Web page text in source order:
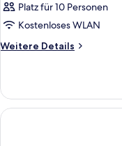
Platz für 10 Personen
Kostenloses WLAN
Weitere Details
Weitere